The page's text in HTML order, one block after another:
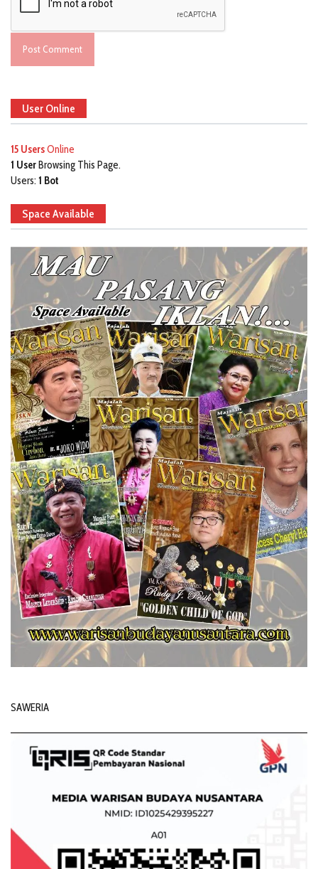
User Online
15 UsersOnline
1 UserBrowsing This Page.
Users: 1 Bot
Space Available
SAWERIA